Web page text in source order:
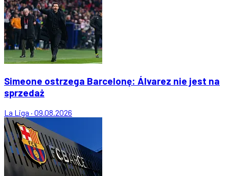
Simeone ostrzega Barcelonę: Álvarez nie jest na
sprzedaż
La Liga · 09.08.2026